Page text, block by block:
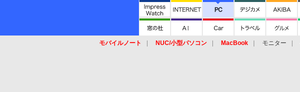
モバイルノート NUC/小型パソコン MacBook モニター